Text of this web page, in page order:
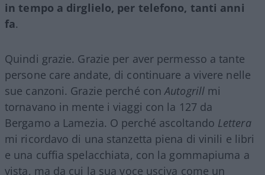
in tempo a dirglielo, per telefono, tanti anni
fa.
Quindi grazie. Grazie per aver permesso a tante
persone care andate, di continuare a vivere nelle
sue canzoni. Grazie perché conAutogrill mi
tornavano in mente i viaggi con la 127 da
Bergamo a Lamezia. O perché ascoltando Lettera
mi ricordavo di una stanzetta piena di vinili e libri
e una cuffia spelacchiata, con la gommapiuma a
vista, ma da cui la sua voce usciva come un